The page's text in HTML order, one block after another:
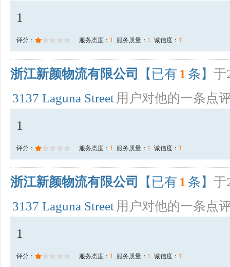
1
评分： 服务态度： 1 服务质量： 1 诚信度： 1
浙江新颜物流有限公司 【已有 1 条】 于
3137 Laguna Street 用户对他的一条点
1
评分： 服务态度： 1 服务质量： 1 诚信度： 1
浙江新颜物流有限公司 【已有 1 条】 于
3137 Laguna Street 用户对他的一条点
1
评分： 服务态度： 1 服务质量： 1 诚信度： 1